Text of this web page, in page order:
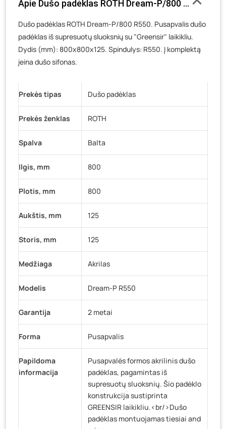
Luokės g. 82, Telšiai- 0 pakuočių
Veteranų g. 11, Visaginas - 1 pakuotė
Baravykų g. 1, Druskininkai- 0 pakuočių
Vilniaus g. 89D, Ukmergė- 0 pakuočių
K. Donelaičio g. 17, Rokiškis
Šaltupės g. 64, Zarasai
Apie Dušo padėklas ROTH Dream-P/800 R550, 80
Dušo padėklas ROTH Dream-P/800 R550. Pusapvalis dušo
padėklas iš supresuotų sluoksnių su "Greensir" laikikliu.
Dydis (mm): 800x800x125. Spindulys: R550. Į komplektą
įeina dušo sifonas.
Prekės tipas Dušo padėklas
Prekės ženklas ROTH
Spalva Balta
Ilgis, mm 800
Plotis, mm 800
Aukštis, mm 125
Storis, mm 125
Medžiaga Akrilas
Modelis Dream-P R550
Garantija 2 metai
Forma Pusapvalis
Papildoma
informacija
Pusapvalės formos akrilinis dušo
padėklas, pagamintas iš
supresuotų sluoksnių. Šio padėklo
konstrukcija sustiprinta
GREENSIR laikikliu.<br/>Dušo
padėklas montuojamas tiesiai and